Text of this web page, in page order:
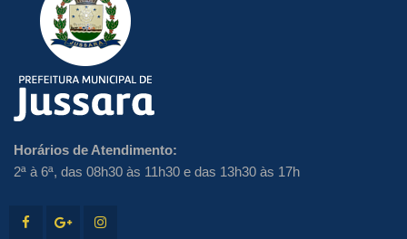
Horários de Atendimento:
2ª à 6ª, das 08h30 às 11h30 e das 13h30 às 17h